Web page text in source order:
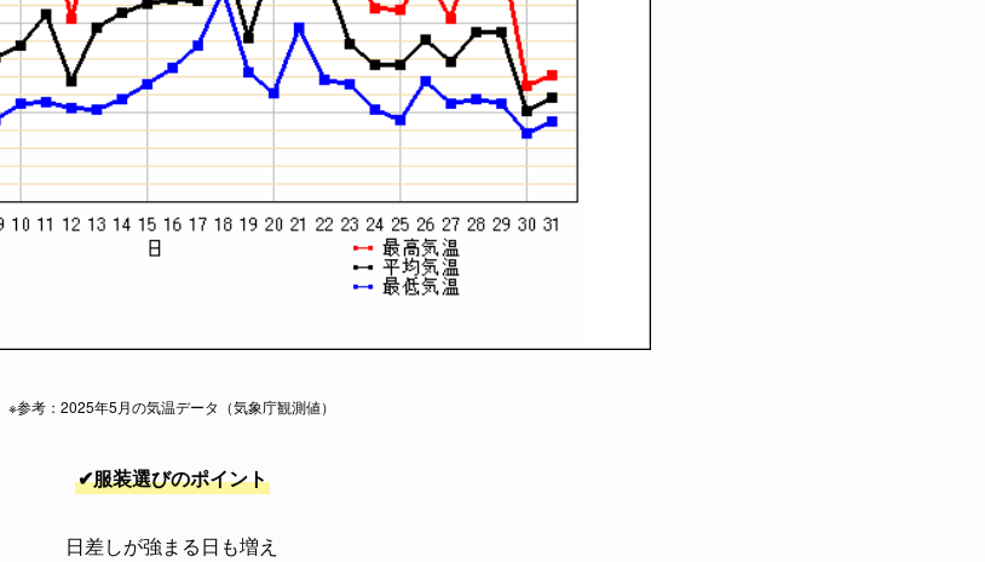
※参考：2025年5月の気温データ（気象庁観測値）
✔服装選びのポイント
日差しが強まる日も増え